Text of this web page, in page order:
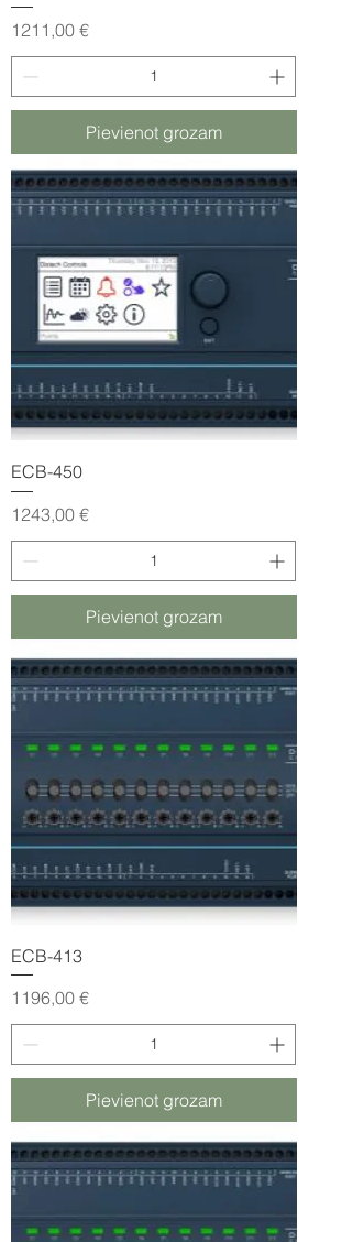
Cena
1211,00 €
Pievienot grozam
ECB-450
Cena
1243,00 €
Pievienot grozam
ECB-413
Cena
1196,00 €
Pievienot grozam